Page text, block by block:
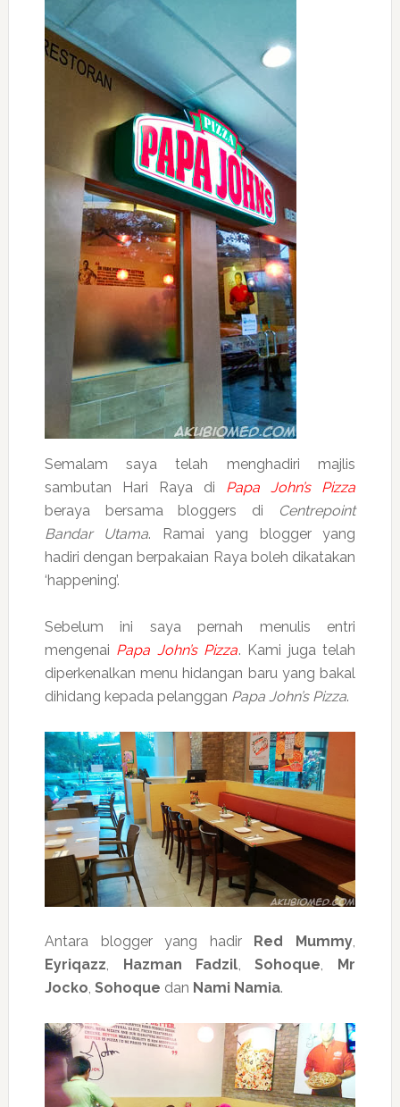
Semalam saya telah menghadiri majlis
sambutan Hari Raya di Papa John’s Pizza
beraya bersama bloggers di
Centrepoint
Bandar Utama. Ramai yang blogger yang
hadiri dengan berpakaian Raya boleh dikatakan
‘happening’.
Sebelum ini saya pernah menulis entri
mengenai Papa John’s Pizza. Kami juga telah
diperkenalkan menu hidangan baru yang bakal
dihidang kepada pelanggan Papa John’s Pizza.
Antara blogger yang hadir Red Mummy,
Eyriqazz, Hazman Fadzil,Sohoque,
Mr
Jocko, Sohoque dan Nami Namia.